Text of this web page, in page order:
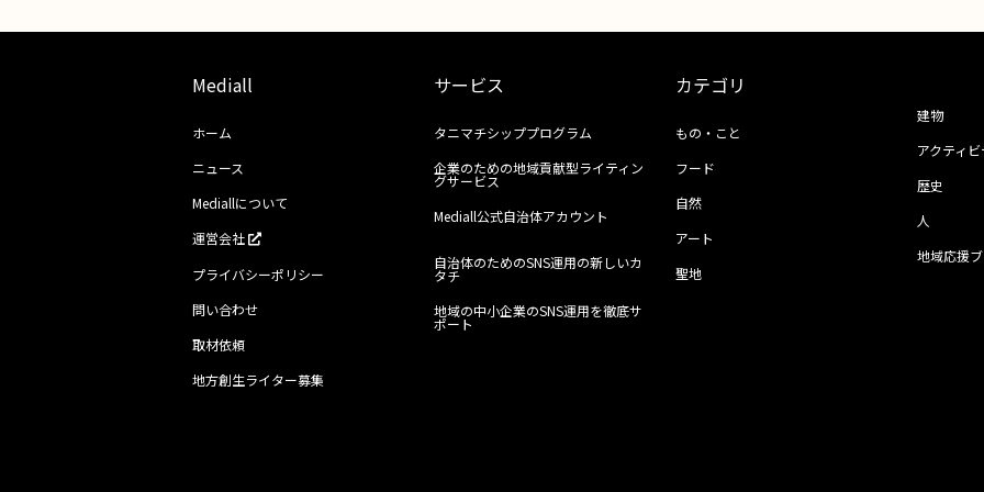
Mediall
ホーム
ニュース
Mediallについて
運営会社
プライバシーポリシー
問い合わせ
取材依頼
地方創生ライター募集
サービス
タニマチシッププログラム
企業のための地域貢献型ライティン
グサービス
Mediall公式自治体アカウント
自治体のためのSNS運用の新しいカ
タチ
地域の中小企業のSNS運用を徹底サ
ポート
カテゴリ
もの・こと
フード
自然
アート
聖地
建物
アクティビ
歴史
人
地域応援